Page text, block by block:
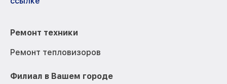
Ремонт техники
Ремонт тепловизоров
Филиал в Вашем городе